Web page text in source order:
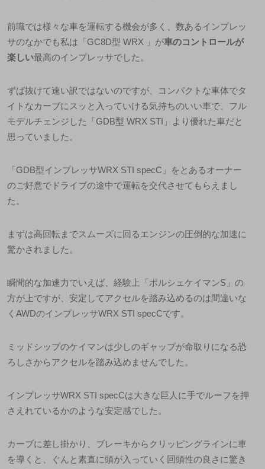
前職では様々な車を運転する機会が多く、数あるインプレッ
サのなかでも私は「GC8D型 WRX 」が車のコントロールが
楽しい最高のインプレッサでした。
ずば抜けて速い訳ではないのですが、コンパクトな車体でタ
イトなカーブにスッと入っていける気持ちのいい車で、フル
モデルチェンジした「GDB型 WRX STI 」より優れた車だと
思っていました。
「GDB型インプレッサWRX STI specC 」をとあるオーナー
のご好意でドライブの途中で運転を交代させてもらえまし
た。
まずは高回転までスムーズに回るエンジンの圧倒的な加速に
驚かされました。
瞬間的な加速力でいえば、経験上「ポルシェケイマンS 」の
方が上ですが、安定してアクセルを踏み込めるのは間違いな
く AWDのインプレッサWRX STI specCです。
ミッドシップのケイマンは少しのギャップが命取りになる恐
ろしさからアクセルを踏み込めませんでした。
インプレッサWRX STI specCは大きな巨人に手でルーフを押
さえれているかのような安定感でした。
カーブに差し掛かり、ブレーキからクリッピングラインに車
を導くと、ぐんと素直に頭が入っていく回頭性の良さに驚き